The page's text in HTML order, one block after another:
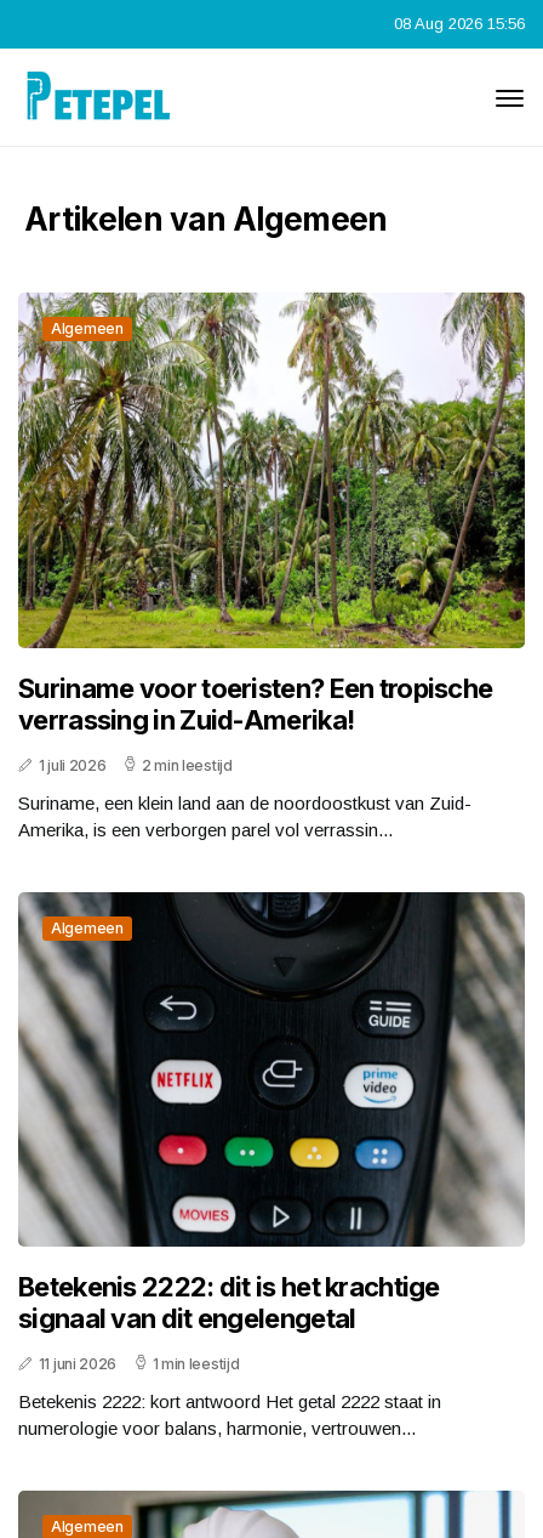
08 Aug 2026 15:56
Artikelen van Algemeen
Algemeen
Suriname voor toeristen? Een tropische
verrassing in Zuid-Amerika!
1 juli 2026 2 min leestijd
Suriname, een klein land aan de noordoostkust van Zuid-
Amerika, is een verborgen parel vol verrassin...
Algemeen
Betekenis 2222: dit is het krachtige
signaal van dit engelengetal
11 juni 2026 1 min leestijd
Betekenis 2222: kort antwoord Het getal 2222 staat in
numerologie voor balans, harmonie, vertrouwen...
Algemeen